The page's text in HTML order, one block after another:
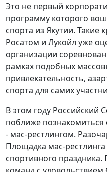
Это не первый
программу которого
спорта из Якутии. Такие
Росатом и Лукойл уже
организации
рамках подобных
привлекательность,
спорта для самих
В этом году Российский
поближе
- мас-рестлингом.
Площадка мас-
спортивного